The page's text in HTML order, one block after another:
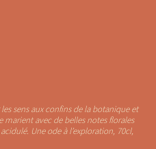
sens aux confins de la botanique et
marient avec de belles notes florales
Une ode à l’exploration, 70cl,